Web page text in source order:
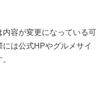
内容が変更になっている可
は公式HPやグルメサイ